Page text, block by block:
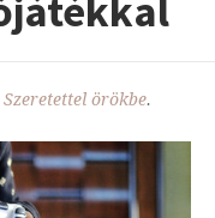
Szeretettel örökbe.